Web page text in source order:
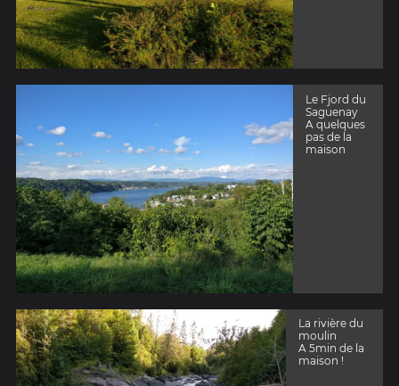
Le Fjord du
Saguenay
A quelques
pas de la
maison
La rivière du
moulin
A 5min de la
maison !